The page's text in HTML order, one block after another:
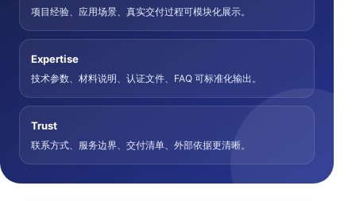
项目经验、应用场景、真实交付过程可模块化展示。
Expertise
技术参数、材料说明、认证文件、FAQ 可标准化输出。
Trust
联系方式、服务边界、交付清单、外部依据更清晰。